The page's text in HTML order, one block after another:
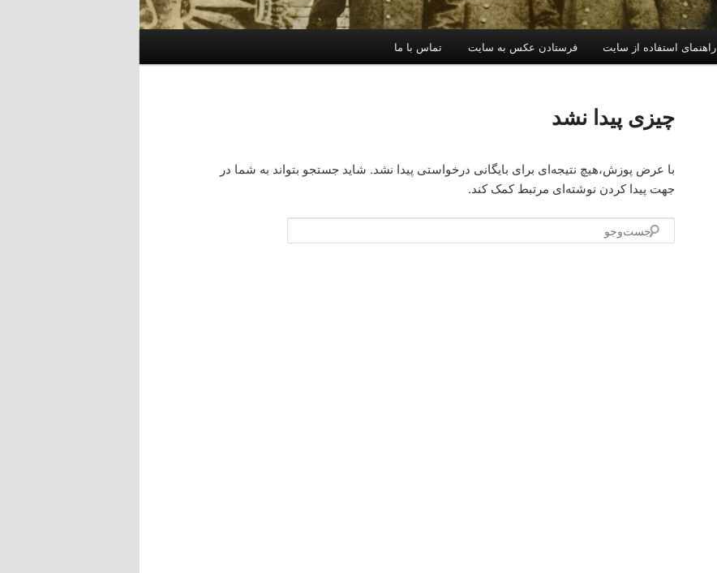
راهنمای استفاده از سایت فرستادن عکس به سایت تماس با ما
چیزی پیدا نشد
با عرض پوزش،هیچ نتیجه‌ای برای بایگانی درخواستی پیدا نشد. شاید جستجو بتواند به شما در
جهت پیدا کردن نوشته‌ای مرتبط کمک کند.
جست‌وجو